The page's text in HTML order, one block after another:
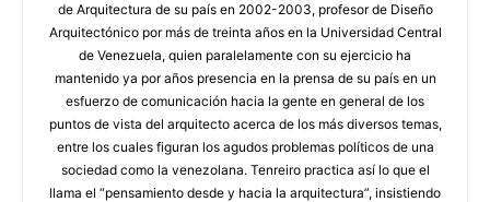
de Arquitectura de su país en 2002-2003, profesor de Diseño
Arquitectónico por más de treinta años en la Universidad Central
de Venezuela, quien paralelamente con su ejercicio ha
mantenido ya por años presencia en la prensa de su país en un
esfuerzo de comunicación hacia la gente en general de los
puntos de vista del arquitecto acerca de los más diversos temas,
entre los cuales figuran los agudos problemas políticos de una
sociedad como la venezolana. Tenreiro practica así lo que el
llama el “pensamiento desde y hacia la arquitectura”, insistiendo